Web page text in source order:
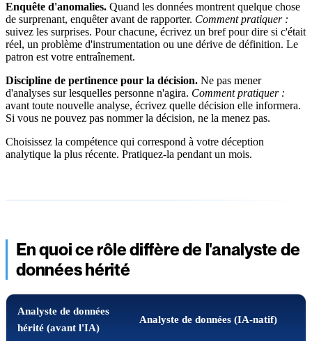
Enquête d'anomalies. Quand les données montrent quelque chose
de surprenant, enquêter avant de rapporter. Comment pratiquer :
suivez les surprises. Pour chacune, écrivez un bref pour dire si c'était
réel, un problème d'instrumentation ou une dérive de définition. Le
patron est votre entraînement.
Discipline de pertinence pour la décision. Ne pas mener
d'analyses sur lesquelles personne n'agira. Comment pratiquer :
avant toute nouvelle analyse, écrivez quelle décision elle informera.
Si vous ne pouvez pas nommer la décision, ne la menez pas.
Choisissez la compétence qui correspond à votre déception
analytique la plus récente. Pratiquez-la pendant un mois.
En quoi ce rôle diffère de l'analyste de
données hérité
Analyste de données
hérité (avant l'IA)
Analyste de données (IA-natif)